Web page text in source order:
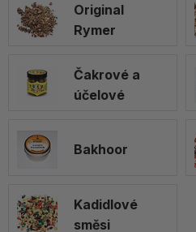
Original
Rymer
Čakrové a
účelové
Bakhoor
Kadidlové
směsi